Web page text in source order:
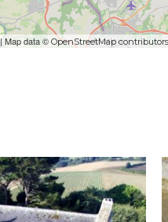
| Map data ©OpenStreetMap